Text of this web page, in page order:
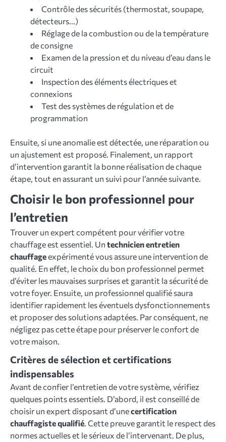
Contrôle des sécurités (thermostat, soupape,
détecteurs...)
Réglage de la combustion ou de la température
de consigne
Examen de la pression et du niveau d’eau dans le
circuit
Inspection des éléments électriques et
connexions
Test des systèmes de régulation et de
programmation
Ensuite, si une anomalie est détectée, une réparation ou
un ajustement est proposé. Finalement, un rapport
d’intervention garantit la bonne réalisation de chaque
étape, tout en assurant un suivi pour l’année suivante.
Choisir le bon professionnel pour
l’entretien
Trouver un expert compétent pour vérifier votre
chauffage est essentiel. Un technicien entretien
chauffageexpérimenté vous assure une intervention de
qualité. En effet, le choix du bon professionnel permet
d’éviter les mauvaises surprises et garantit la sécurité de
votre foyer. Ensuite, un professionnel qualifié saura
identifier rapidement les éventuels dysfonctionnements
et proposer des solutions adaptées. Par conséquent, ne
négligez pas cette étape pour préserver le confort de
votre maison.
Critères de sélection et certifications
indispensables
Avant de confier l’entretien de votre système, vérifiez
quelques points essentiels. D’abord, il est conseillé de
choisir un expert disposant d’unecertification
chauffagiste qualifié. Cette preuve garantit le respect des
normes actuelles et le sérieux de l’intervenant. De plus,